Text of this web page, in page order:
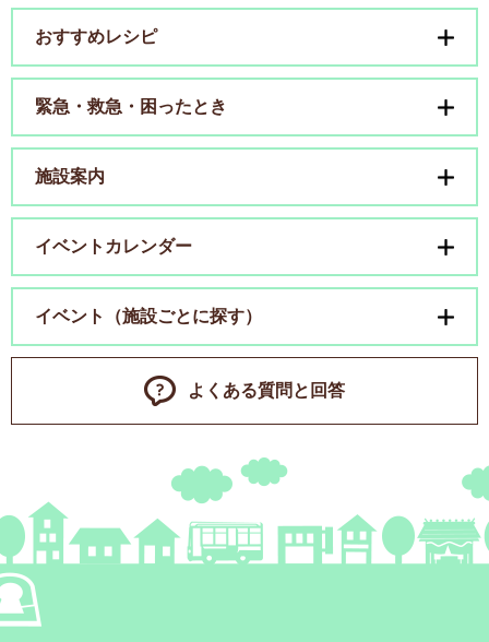
おすすめレシピ
緊急・救急・困ったとき
施設案内
イベントカレンダー
イベント（施設ごとに探す）
よくある質問と回答